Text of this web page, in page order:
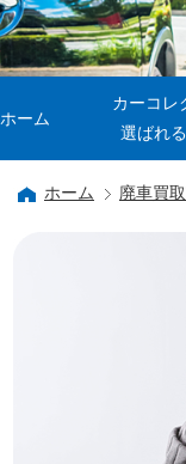
ホーム
カーコレ
選ばれ
ホーム 廃車買